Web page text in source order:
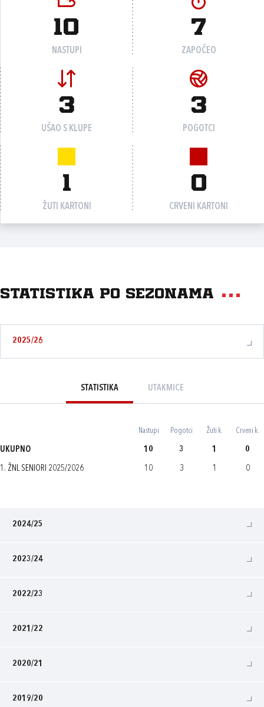
10
NASTUPI
7
ZAPOČEO
3
UŠAO S KLUPE
3
POGOTCI
1
ŽUTI KARTONI
0
CRVENI KARTONI
Statistika po sezonama
2025/26
STATISTIKA UTAKMICE
Nastupi Pogotci Žuti k. Crveni k.
UKUPNO 10 3 1 0
1. ŽNL SENIORI 2025/2026 10 3 1 0
2024/25
2023/24
2022/23
2021/22
2020/21
2019/20